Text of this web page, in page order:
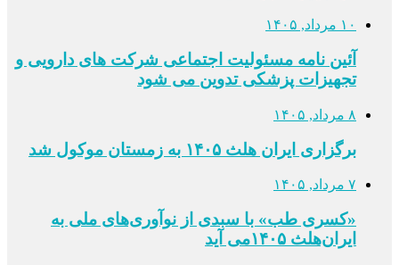
۱۰ مرداد, ۱۴۰۵
آئین نامه مسئولیت اجتماعی شرکت های دارویی و
تجهیزات پزشکی تدوین می شود
۸ مرداد, ۱۴۰۵
برگزاری ایران هلث ۱۴۰۵ به زمستان موکول شد
۷ مرداد, ۱۴۰۵
«کسری طب» با سبدی از نوآوری‌های ملی به
ایران‌هلث ۱۴۰۵می‌ آید